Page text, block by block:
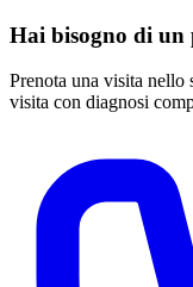
Hai bisogno di un
Prenota una visita
visita con diagnosi